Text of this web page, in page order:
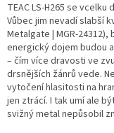
TEAC LS-H265 se
Vůbec jim nevadí slabší
Metalgate | MGR-
energický dojem budou
– čím více dravosti ve
drsnějších žánrů vede.
vytočení hlasitosti na
jen ztrácí. I tak umí ale
svižný metal nepůsobil